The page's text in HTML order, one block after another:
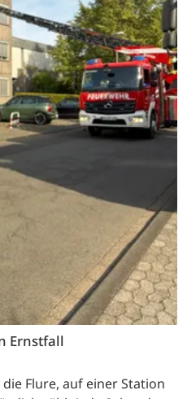
Ernstfall
Flure, auf einer Station